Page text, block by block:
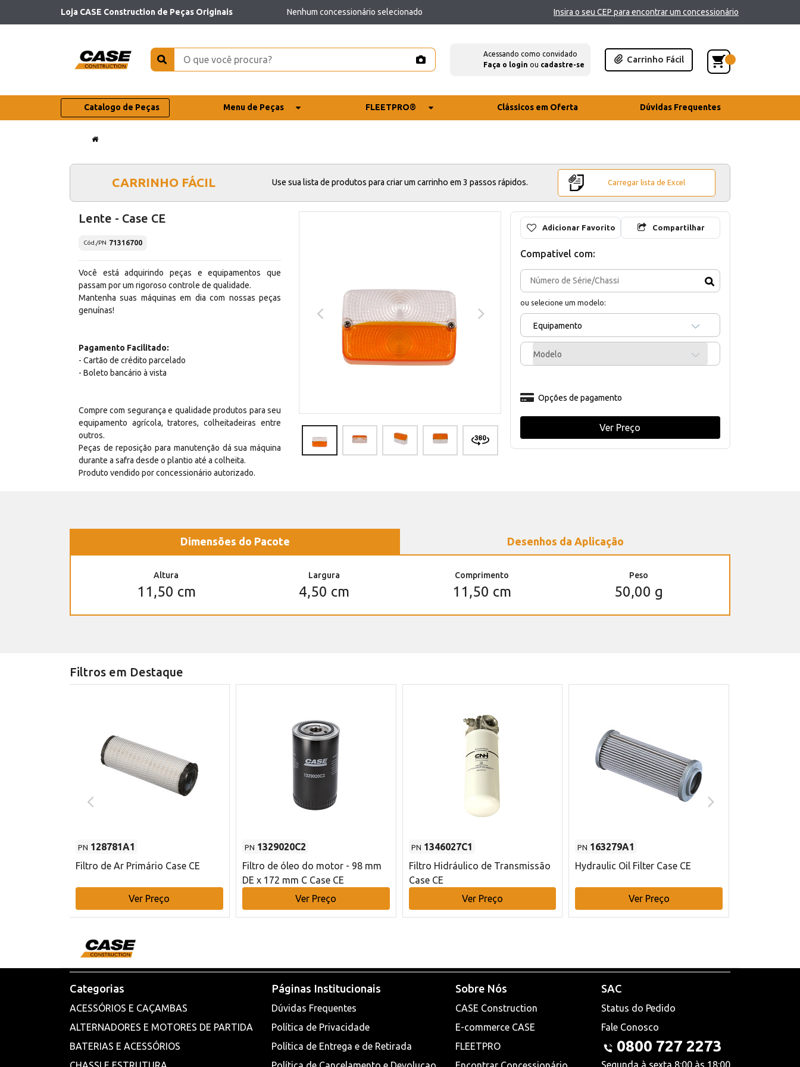
Loja CASE Construction de Peças Originais Nenhum concessionário selecionado Insira o seu CEP para encontrar um concessionário
Acessando como convidado
Faça o login ou cadastre-se
Carrinho Fácil
Catalogo de Peças Menu de Peças FLEETPRO® Clássicos em Oferta Dúvidas Frequentes
CARRINHO FÁCIL Use sua lista de produtos para criar um carrinho em 3 passos rápidos. Carregar lista de Excel
Lente - Case CE
Cód./PN 71316700
Você está adquirindo peças e equipamentos que
passam por um rigoroso controle de qualidade.
Mantenha suas máquinas em dia com nossas peças
genuínas!
Pagamento Facilitado:
- Cartão de crédito parcelado
- Boleto bancário à vista
Compre com segurança e qualidade produtos para seu
equipamento agrícola, tratores, colheitadeiras entre
outros.
Peças de reposição para manutenção dá sua máquina
durante a safra desde o plantio até a colheita.
Produto vendido por concessionário autorizado.
Adicionar Favorito Compartilhar
Compativel com:
ou selecione um modelo:
Equipamento
Modelo
Opções de pagamento
Ver Preço
Dimensões do Pacote Desenhos da Aplicação
Altura
11,50 cm
Largura
4,50 cm
Comprimento
11,50 cm
Peso
50,00 g
Filtros em Destaque
PN 128781A1
Filtro de Ar Primário Case CE
Ver Preço
PN 1329020C2
Filtro de óleo do motor - 98 mm
DE x 172 mm C Case CE
Ver Preço
PN 1346027C1
Filtro Hidráulico de Transmissão
Case CE
Ver Preço
PN 163279A1
Hydraulic Oil Filter Case CE
Ver Preço
Categorias
ACESSÓRIOS E CAÇAMBAS
ALTERNADORES E MOTORES DE PARTIDA
BATERIAS E ACESSÓRIOS
Páginas Institucionais
Dúvidas Frequentes
Política de Privacidade
Política de Entrega e de Retirada
Sobre Nós
CASE Construction
E-commerce CASE
FLEETPRO
SAC
Status do Pedido
Fale Conosco
0800 727 2273
Segunda à sexta 8:00 às 18:00